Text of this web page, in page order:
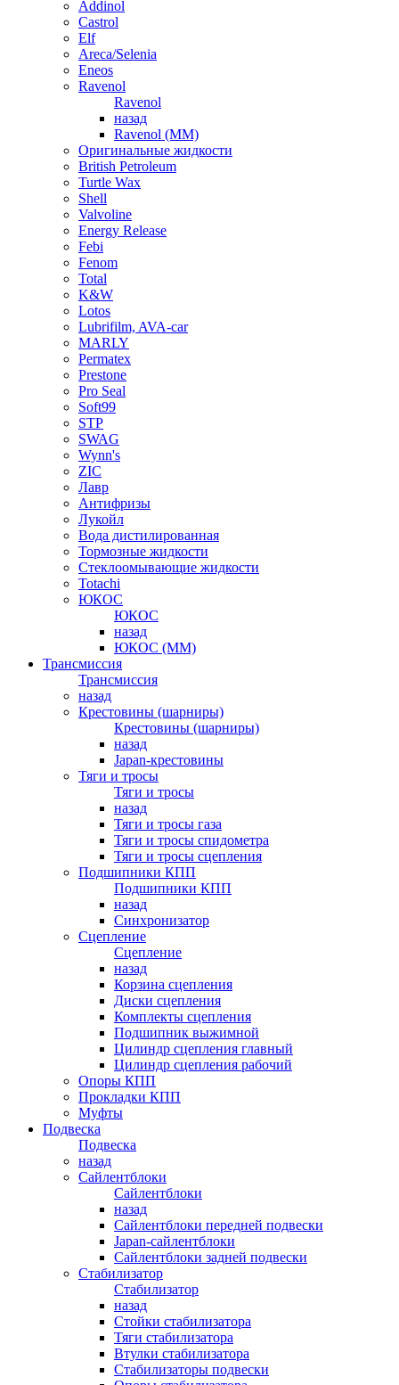
Addinol
Castrol
Elf
Areca/Selenia
Eneos
Ravenol
Ravenol
назад
Ravenol (ММ)
Оригинальные жидкости
British Petroleum
Turtle Wax
Shell
Valvoline
Energy Release
Febi
Fenom
Total
K&W
Lotos
Lubrifilm, AVA-car
MARLY
Permatex
Prestone
Pro Seal
Soft99
STP
SWAG
Wynn's
ZIC
Лавр
Антифризы
Лукойл
Вода дистилированная
Тормозные жидкости
Стеклоомывающие жидкости
Totachi
ЮКОС
ЮКОС
назад
ЮКОС (ММ)
Трансмиссия
Трансмиссия
назад
Крестовины (шарниры)
Крестовины (шарниры)
назад
Japan-крестовины
Тяги и тросы
Тяги и тросы
назад
Тяги и тросы газа
Тяги и тросы спидометра
Тяги и тросы сцепления
Подшипники КПП
Подшипники КПП
назад
Синхронизатор
Сцепление
Сцепление
назад
Корзина сцепления
Диски сцепления
Комплекты сцепления
Подшипник выжимной
Цилиндр сцепления главный
Цилиндр сцепления рабочий
Опоры КПП
Прокладки КПП
Муфты
Подвеска
Подвеска
назад
Сайлентблоки
Сайлентблоки
назад
Сайлентблоки передней подвески
Japan-сайлентблоки
Сайлентблоки задней подвески
Стабилизатор
Стабилизатор
назад
Стойки стабилизатора
Тяги стабилизатора
Втулки стабилизатора
Стабилизаторы подвески